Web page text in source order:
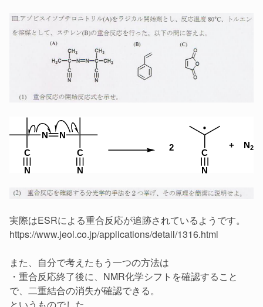
実際はESRによる重合反応が追跡されているようです。
https://www.jeol.co.jp/applications/detail/1316.html
また、自分で考えたもう一つの方法は
・重合反応終了後に、NMR化学シフトを確認すること
で、二重結合の消失が確認できる。
というものでした。